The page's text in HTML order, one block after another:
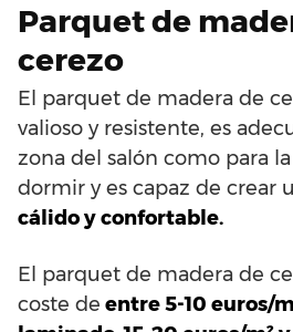
Parquet de
cerezo
El parquet de madera de
valioso y resistente, es
zona del salón como para
dormir y es capaz de crear
cálido y confortable.
El parquet de madera de
coste de entre 5-10 euros/